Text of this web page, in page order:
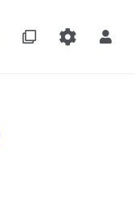
Rechercher